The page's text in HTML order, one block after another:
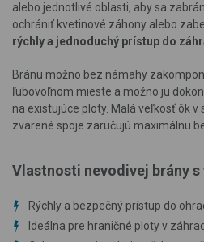
alebo jednotlivé oblasti, aby sa
ochrániť kvetinové záhony alebo
rýchly a jednoduchý prístup do
Bránu možno bez námahy
ľubovoľnom mieste a možno ju
na existujúce ploty. Malá veľkosť ôk v
zvarené spoje zaručujú maximálnu
Vlastnosti nevodivej brány s
Rýchly a bezpečný prístup do
Ideálna pre hraničné ploty v